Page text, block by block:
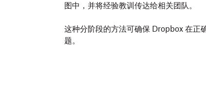
图中，并将经验教训传达给相关团队。
这种分阶段的方法可确保 Dropbox 在正
题。